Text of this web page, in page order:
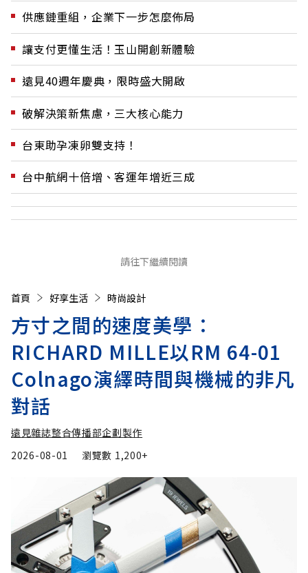
供應鏈重組，企業下一步怎麼佈局
讓支付更懂生活！玉山開創新體驗
遠見40週年慶典，限時盛大開啟
破解決策新焦慮，三大核心能力
台東助孕凍卵雙支持！
台中航網十倍增、客運年增近三成
請往下繼續閱讀
首頁 好享生活 時尚設計
方寸之間的速度美學：
RICHARD MILLE以RM 64-01
Colnago演繹時間與機械的非凡
對話
遠見雜誌整合傳播部企劃製作
2026-08-01
瀏覽數 1,200+